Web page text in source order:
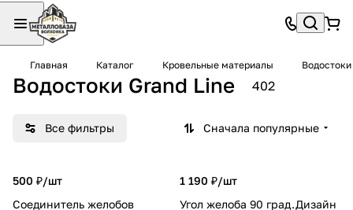
Главная Каталог Кровельные материалы Водостоки
Водостоки Grand Line 402
Все фильтры Сначала популярные
500 ₽/шт
Соединитель желобов
1 190 ₽/шт
Угол желоба 90 град.Дизайн